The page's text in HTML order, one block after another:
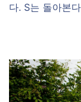
다. S는 돌아본